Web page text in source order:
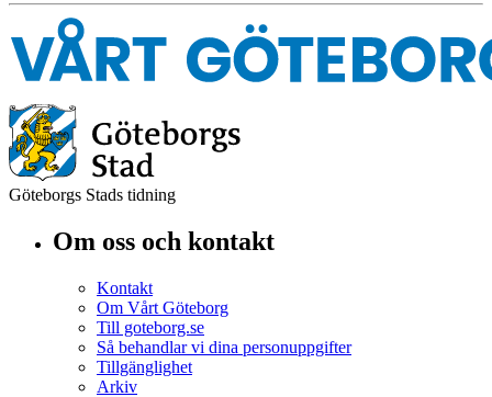
Göteborgs Stads tidning
Om oss och kontakt
Kontakt
Om Vårt Göteborg
Till goteborg.se
Så behandlar vi dina personuppgifter
Tillgänglighet
Arkiv